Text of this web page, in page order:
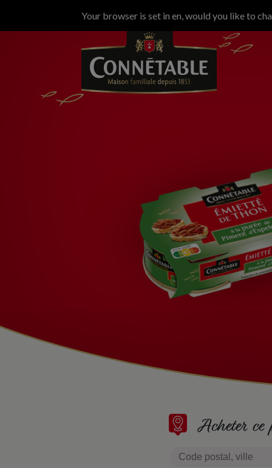
Your browser is set in en, would you like to
Acheter ce